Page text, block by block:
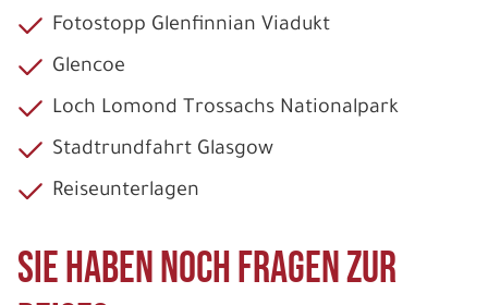
Fotostopp Glenfinnian Viadukt
Glencoe
Loch Lomond Trossachs Nationalpark
Stadtrundfahrt Glasgow
Reiseunterlagen
Sie haben noch Fragen zur